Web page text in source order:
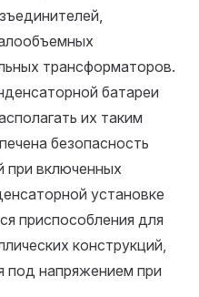
трансформаторов.
батареи
их таким
безопасность
при включенных
установке
приспособления для
конструкций,
под напряжением при